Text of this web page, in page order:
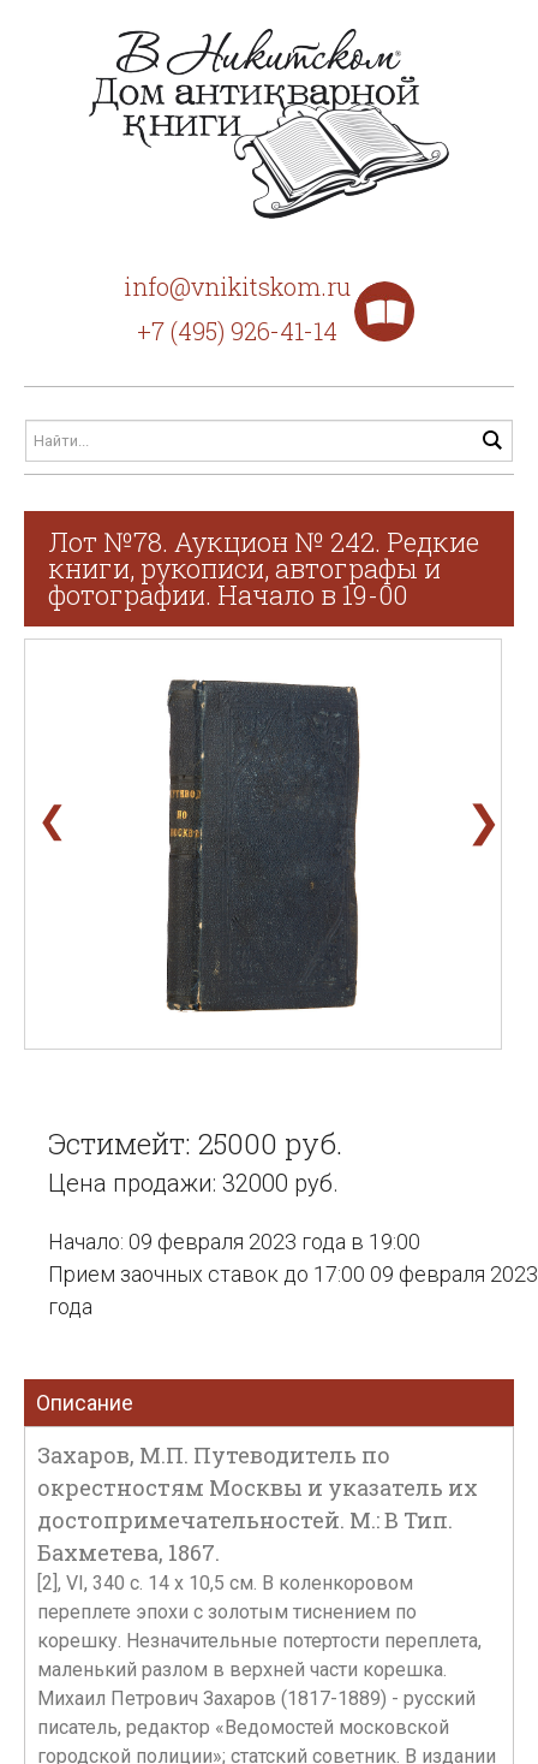
info@vnikitskom.ru
+7 (495) 926-41-14
Лот №78. Аукцион № 242. Редкие
книги, рукописи, автографы и
фотографии. Начало в 19-00
❮ ❯
Эстимейт: 25000 руб.
Цена продажи: 32000 руб.
Начало: 09 февраля 2023 года в 19:00
Прием заочных ставок до 17:00 09 февраля 2023
года
Описание
Захаров, М.П. Путеводитель по
окрестностям Москвы и указатель их
достопримечательностей. М.: В Тип.
Бахметева, 1867.
[2], VI, 340 с. 14 х 10,5 см. В коленкоровом
переплете эпохи с золотым тиснением по
корешку. Незначительные потертости переплета,
маленький разлом в верхней части корешка.
Михаил Петрович Захаров (1817-1889) - русский
писатель, редактор «Ведомостей московской
городской полиции»; статский советник. В издании